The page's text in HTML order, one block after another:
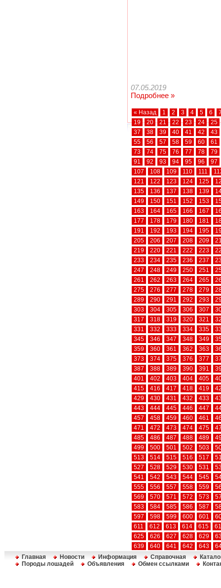
07.05.2019
Подробнее »
« Назад 1 2 3 4 5 6
19
20 21 22 23 24
25
37
38 39 40 41 42
43
55
56 57 58 59 60
61
73
74 75 76 77 78
79
91
92 93 94 95 96
97
107
108 109 110 111
121
122 123 124 125
135
136 137 138 139
149
150 151 152 153
163
164 165 166 167
177
178 179 180 181
191
192 193 194 195
205
206 207 208 209
219
220 221 222 223
233
234 235 236 237
247
248 249 250 251
261
262 263 264 265
275
276 277 278 279
289
290 291 292 293
303
304 305 306 307
317
318 319 320 321
331
332 333 334 335
345
346 347 348 349
359
360 361 362 363
373
374 375 376 377
387
388 389 390 391
401
402 403 404 405
415
416 417 418 419
429
430 431 432 433
443
444 445 446 447
457
458 459 460 461
471
472 473 474 475
485
486 487 488 489
499
500 501 502 503
513
514 515 516 517
527
528 529 530 531
541
542 543 544 545
555
556 557 558 559
569
570 571 572 573
583
584 585 586 587
597
598 599 600 601
611
612 613 614 615
625
626 627 628 629
639
640 641 642 643
Главная
Новости Информация Справочная
Породы лошадей
Объявления Обмен ссылками